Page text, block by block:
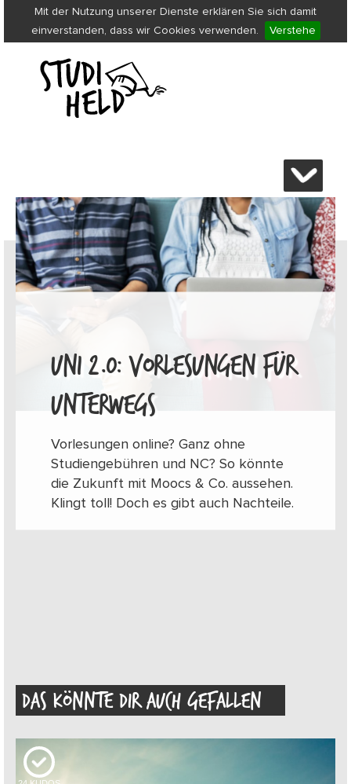
Mit der Nutzung unserer Dienste erklären Sie sich damit
einverstanden, dass wir Cookies verwenden.
Verstehe
UNI 2.0: VORLESUNGEN FÜR
UNTERWEGS
Vorlesungen online? Ganz ohne
Studiengebühren und NC? So könnte
die Zukunft mit Moocs & Co. aussehen.
Klingt toll! Doch es gibt auch Nachteile.
DAS KÖNNTE DIR AUCH GEFALLEN